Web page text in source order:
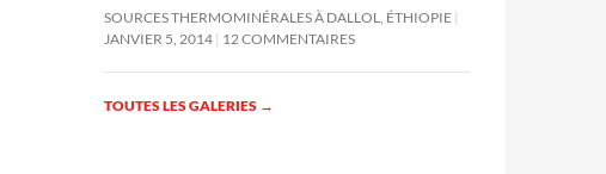
SOURCES THERMOMINÉRALES À DALLOL, ÉTHIOPIE
JANVIER 5, 2014 12 COMMENTAIRES
TOUTES LES GALERIES →